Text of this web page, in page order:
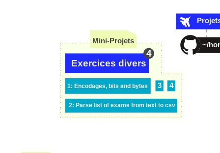
Exercices divers
1: Encodages, bits and bytes
2: Parse list of exams from text to csv
4
3 4
Mini-Projets ~/